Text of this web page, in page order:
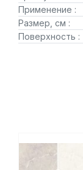
Применение :
Размер, см :
Поверхность :